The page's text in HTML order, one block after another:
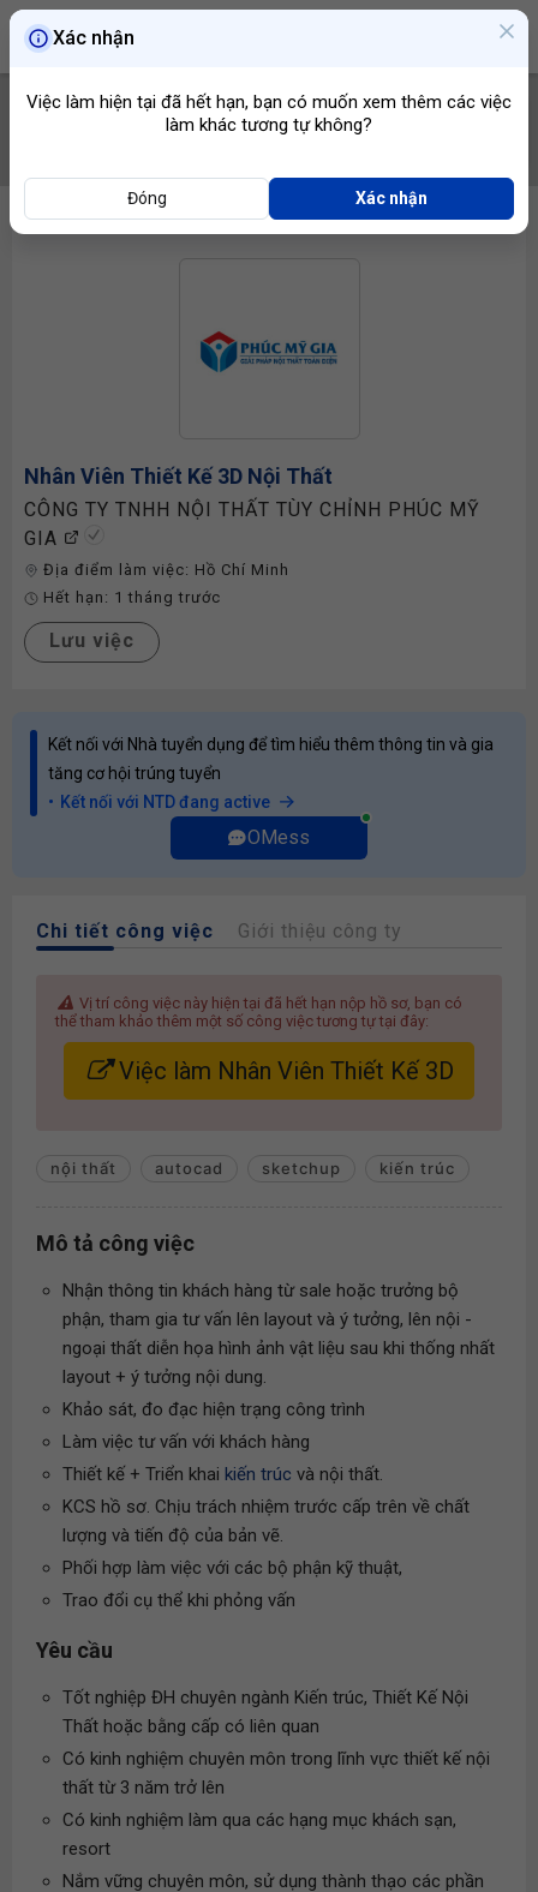
Nhân Viên Thiết Kế 3D Nội Thất
CÔNG TY TNHH NỘI THẤT TÙY CHỈNH PHÚC MỸ
GIA
Địa điểm làm việc: Hồ Chí Minh
Hết hạn: 1 tháng trước
Lưu việc
Kết nối với Nhà tuyển dụng để tìm hiểu thêm thông tin và gia
tăng cơ hội trúng tuyển
Kết nối với NTD đang active
OMess
Chi tiết công việc Giới thiệu công ty
Vị trí công việc này hiện tại đã hết hạn nộp hồ sơ, bạn có
thể tham khảo thêm một số công việc tương tự tại đây:
Việc làm Nhân Viên Thiết Kế 3D
nội thất autocad sketchup kiến trúc
Mô tả công việc
Nhận thông tin khách hàng từ sale hoặc trưởng bộ
phận, tham gia tư vấn lên layout và ý tưởng, lên nội -
ngoại thất diễn họa hình ảnh vật liệu sau khi thống nhất
layout + ý tưởng nội dung.
Khảo sát, đo đạc hiện trạng công trình
Làm việc tư vấn với khách hàng
Thiết kế + Triển khai kiến trúc và nội thất.
KCS hồ sơ. Chịu trách nhiệm trước cấp trên về chất
lượng và tiến độ của bản vẽ.
Phối hợp làm việc với các bộ phận kỹ thuật,
Trao đổi cụ thể khi phỏng vấn
Yêu cầu
Tốt nghiệp ĐH chuyên ngành Kiến trúc, Thiết Kế Nội
Thất hoặc bằng cấp có liên quan
Có kinh nghiệm chuyên môn trong lĩnh vực thiết kế nội
thất từ 3 năm trở lên
Có kinh nghiệm làm qua các hạng mục khách sạn,
resort
Nắm vững chuyên môn, sử dụng thành thạo các phần
Xác nhận
Việc làm hiện tại đã hết hạn, bạn có muốn xem thêm các việc
làm khác tương tự không?
Đóng Xác nhận